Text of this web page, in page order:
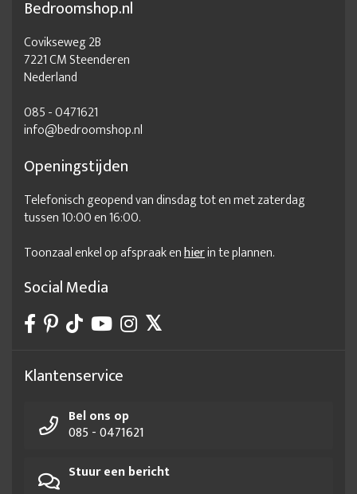
Bedroomshop.nl
Covikseweg 2B
7221 CM Steenderen
Nederland
085 - 0471621
info@bedroomshop.nl
Openingstijden
Telefonisch geopend van dinsdag tot en met zaterdag
tussen 10:00 en 16:00.
Toonzaal enkel op afspraak enhierin te plannen.
Social Media
Klantenservice
Bel ons op
085 - 0471621
Stuur een bericht